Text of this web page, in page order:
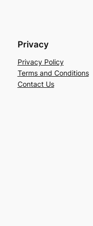
Privacy
Privacy Policy
Terms and Conditions
Contact Us